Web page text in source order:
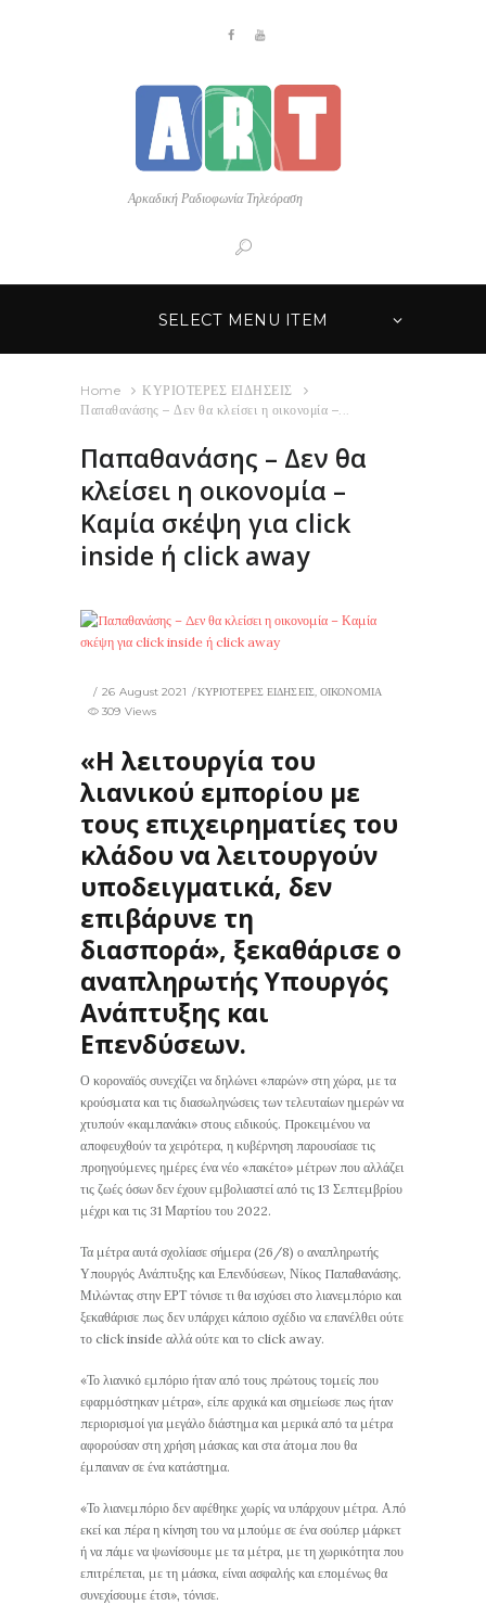
Αρκαδική Ραδιοφωνία Τηλεόραση
SELECT MENU ITEM
Home
ΚΥΡΙΟΤΕΡΕΣ ΕΙΔΗΣΕΙΣ
Παπαθανάσης – Δεν θα κλείσει η οικονομία –...
Παπαθανάσης – Δεν θα
κλείσει η οικονομία –
Καμία σκέψη για click
inside ή click away
26 August 2021 ΚΥΡΙΟΤΕΡΕΣ ΕΙΔΗΣΕΙΣ,ΟΙΚΟΝΟΜΙΑ
309 Views
«Η λειτουργία του
λιανικού εμπορίου με
τους επιχειρηματίες του
κλάδου να λειτουργούν
υποδειγματικά, δεν
επιβάρυνε τη
διασπορά», ξεκαθάρισε ο
αναπληρωτής Υπουργός
Ανάπτυξης και
Επενδύσεων.
Ο κοροναϊός συνεχίζει να δηλώνει «παρών» στη χώρα, με τα
κρούσματα και τις διασωληνώσεις των τελευταίων ημερών να
χτυπούν «καμπανάκι» στους ειδικούς. Προκειμένου να
αποφευχθούν τα χειρότερα, η κυβέρνηση παρουσίασε τις
προηγούμενες ημέρες ένα νέο «πακέτο» μέτρων που αλλάζει
τις ζωές όσων δεν έχουν εμβολιαστεί από τις 13 Σεπτεμβρίου
μέχρι και τις 31 Μαρτίου του 2022.
Τα μέτρα αυτά σχολίασε σήμερα (26/8) ο αναπληρωτής
Υπουργός Ανάπτυξης και Επενδύσεων, Νίκος Παπαθανάσης.
Μιλώντας στην ΕΡΤ τόνισε τι θα ισχύσει στο λιανεμπόριο και
ξεκαθάρισε πως δεν υπάρχει κάποιο σχέδιο να επανέλθει ούτε
το click inside αλλά ούτε και το click away.
«Το λιανικό εμπόριο ήταν από τους πρώτους τομείς που
εφαρμόστηκαν μέτρα», είπε αρχικά και σημείωσε πως ήταν
περιορισμοί για μεγάλο διάστημα και μερικά από τα μέτρα
αφορούσαν στη χρήση μάσκας και στα άτομα που θα
έμπαιναν σε ένα κατάστημα.
«Το λιανεμπόριο δεν αφέθηκε χωρίς να υπάρχουν μέτρα. Από
εκεί και πέρα η κίνηση του να μπούμε σε ένα σούπερ μάρκετ
ή να πάμε να ψωνίσουμε με τα μέτρα, με τη χωρικότητα που
επιτρέπεται, με τη μάσκα, είναι ασφαλής και επομένως θα
συνεχίσουμε έτσι», τόνισε.